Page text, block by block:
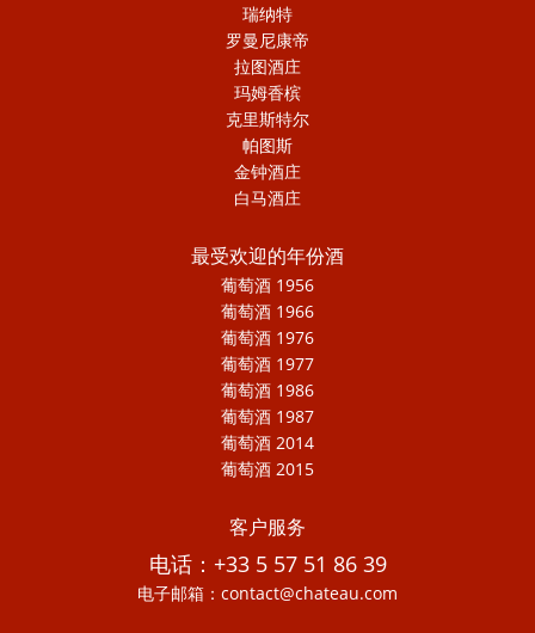
瑞纳特
罗曼尼康帝
拉图酒庄
玛姆香槟
克里斯特尔
帕图斯
金钟酒庄
白马酒庄
最受欢迎的年份酒
葡萄酒 1956
葡萄酒 1966
葡萄酒 1976
葡萄酒 1977
葡萄酒 1986
葡萄酒 1987
葡萄酒 2014
葡萄酒 2015
客户服务
电话：+33 5 57 51 86 39
电子邮箱：contact@chateau.com